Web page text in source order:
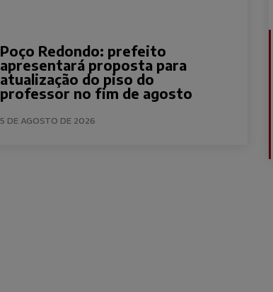
Poço Redondo: prefeito
apresentará proposta para
atualização do piso do
professor no fim de agosto
5 DE AGOSTO DE 2026